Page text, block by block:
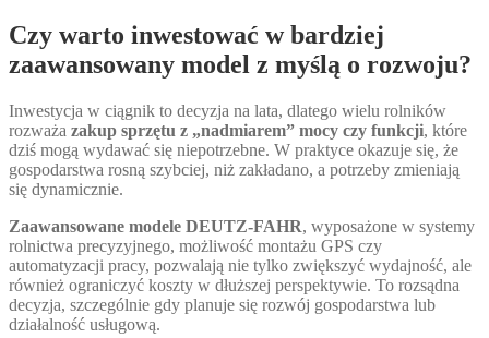
Czy warto inwestować w bardziej
zaawansowany model z myślą o rozwoju?
Inwestycja w ciągnik to decyzja na lata, dlatego wielu rolników
rozważa zakup sprzętu z „nadmiarem” mocy czy funkcji, które
dziś mogą wydawać się niepotrzebne. W praktyce okazuje się, że
gospodarstwa rosną szybciej, niż zakładano, a potrzeby zmieniają
się dynamicznie.
Zaawansowane modele DEUTZ-FAHR, wyposażone w systemy
rolnictwa precyzyjnego, możliwość montażu GPS czy
automatyzacji pracy, pozwalają nie tylko zwiększyć wydajność, ale
również ograniczyć koszty w dłuższej perspektywie. To rozsądna
decyzja, szczególnie gdy planuje się rozwój gospodarstwa lub
działalność usługową.